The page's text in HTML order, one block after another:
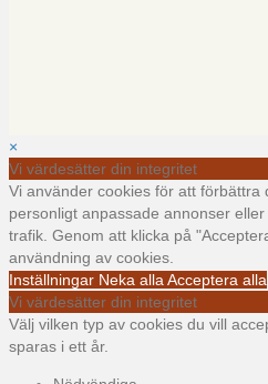
×
Vi värdesätter din integritet
Vi använder cookies för att förbättra
personligt anpassade annonser
trafik. Genom att klicka på
användning av cookies.
Inställningar Neka alla Acceptera alla
Vi värdesätter din integritet
Välj vilken typ av cookies du vill
sparas i ett år.